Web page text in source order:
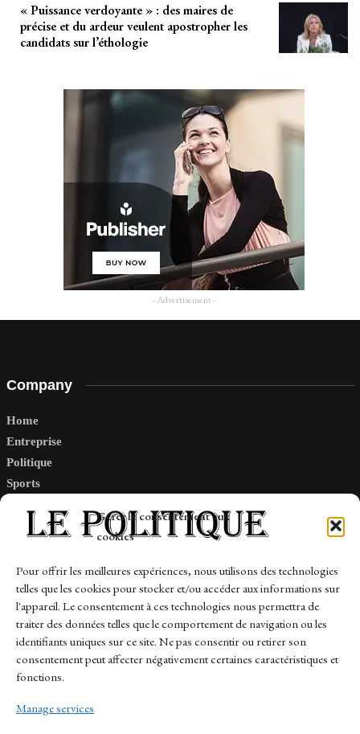
Gérer le consentement aux
cookies
Pour offrir les meilleures expériences, nous utilisons des technologies
telles que les cookies pour stocker et/ou accéder aux informations sur
l'appareil. Le consentement à ces technologies nous permettra de
traiter des données telles que le comportement de navigation ou les
identifiants uniques sur ce site. Ne pas consentir ou retirer son
consentement peut affecter négativement certaines caractéristiques et
fonctions.
Manage services
« Puissance verdoyante » : des maires de
précise et du ardeur veulent apostropher les
candidats sur l’éthologie
- Advertisement -
Company
Home
Entreprise
Politique
Sports
Links
Contact
Sitemap